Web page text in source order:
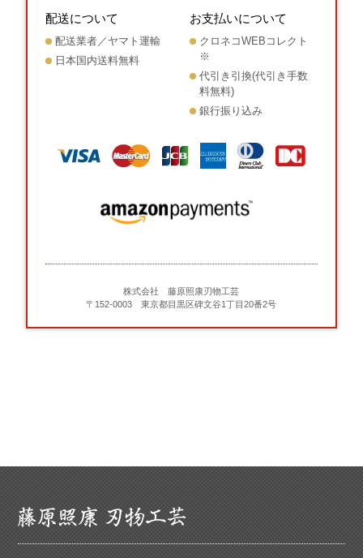
配送について
配送業者／ヤマト運輸
日本国内送料無料
お支払いについて
クロネコWEBコレクト
※
代引き引換(代引き手数
料無料)
銀行振り込み
株式会社 藤原照康刃物工芸
〒152-0003 東京都目黒区碑文谷1丁目20番2号